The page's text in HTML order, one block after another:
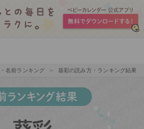
名前ランキング 葵彩の読み方・ランキング結果
ランキング結果